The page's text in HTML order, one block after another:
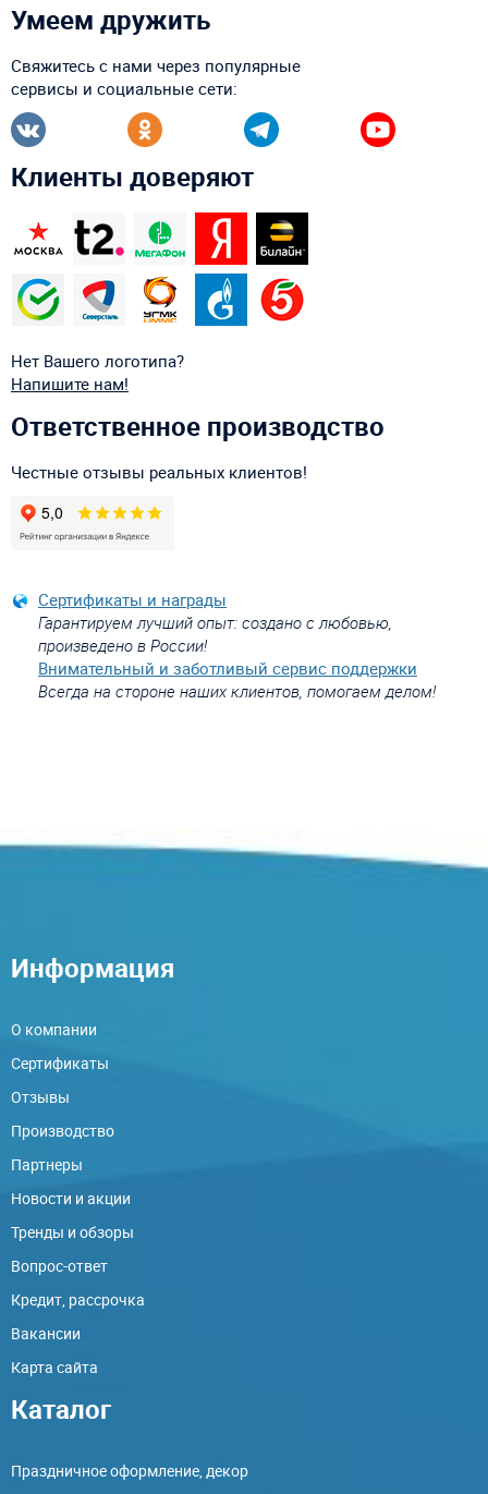
Умеем дружить
Свяжитесь с нами через популярные
сервисы и социальные сети:
Клиенты доверяют
Нет Вашего логотипа?
Напишите нам!
Ответственное производство
Честные отзывы реальных клиентов!
Сертификаты и награды
Гарантируем лучший опыт: создано с любовью,
произведено в России!
Внимательный и заботливый сервис поддержки
Всегда на стороне наших клиентов, помогаем делом!
Информация
О компании
Сертификаты
Отзывы
Производство
Партнеры
Новости и акции
Тренды и обзоры
Вопрос-ответ
Кредит, рассрочка
Вакансии
Карта сайта
Каталог
Праздничное оформление, декор